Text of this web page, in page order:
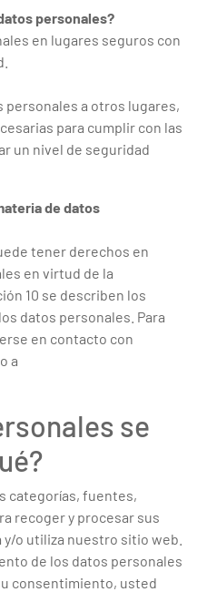
personales?
en lugares seguros con
a otros lugares,
para cumplir con las
un nivel de seguridad
de datos
tener derechos en
en virtud de la
10 se describen los
datos personales. Para
en contacto con
a
se
categorías, fuentes,
recoger y procesar sus
o utiliza nuestro sitio web.
de los datos personales
consentimiento, usted